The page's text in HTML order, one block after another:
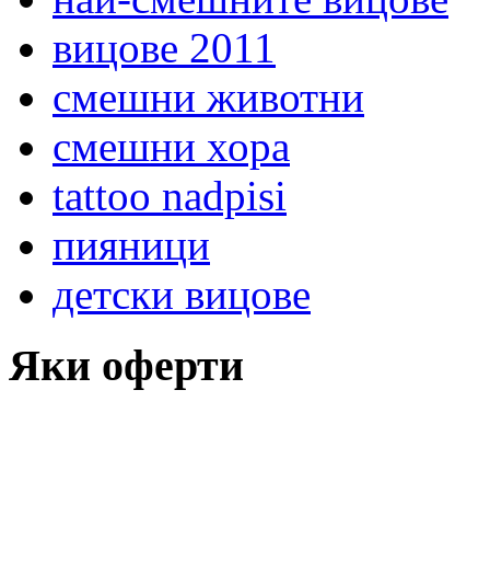
вицове 2011
смешни животни
смешни хора
tattoo nadpisi
пияници
детски вицове
Яки оферти